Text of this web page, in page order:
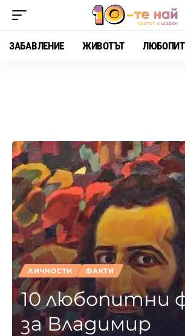
ЗАБАВЛЕНИЕ ЖИВОТЪТ
ЛИЧНОСТИ ФАКТИ
10 любопитни
за Владимир